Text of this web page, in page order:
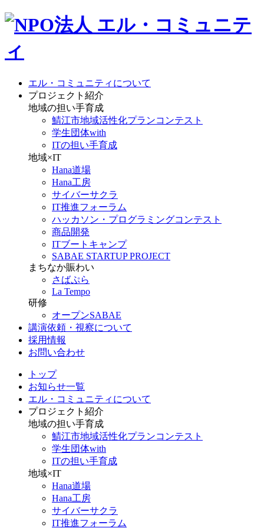
エル・コミュニティについて
プロジェクト紹介
地域の担い手育成
鯖江市地域活性化プランコンテスト
学生団体with
ITの担い手育成
地域×IT
Hana道場
Hana工房
サイバーサクラ
IT推進フォーラム
ハッカソン・プログラミングコンテスト
商品開発
ITブートキャンプ
SABAE STARTUP PROJECT
まちなか賑わい
さばぷら
La Tempo
研修
オープンSABAE
講演依頼・視察について
採用情報
お問い合わせ
トップ
お知らせ一覧
エル・コミュニティについて
プロジェクト紹介
地域の担い手育成
鯖江市地域活性化プランコンテスト
学生団体with
ITの担い手育成
地域×IT
Hana道場
Hana工房
サイバーサクラ
IT推進フォーラム